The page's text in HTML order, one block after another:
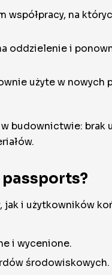
na
i
użyte w
budownictwie: brak
i użytkowników
i wycenione.
środowiskowych.